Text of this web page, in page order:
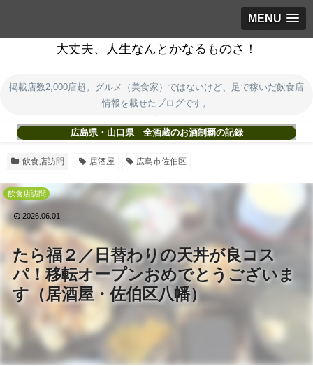
MENU
大丈夫、人生なんとかなるものさ！
掲載店数2,000店超。グルメ（美食家）ではないけど、足で稼いだ飲食店
情報を載せたブログです。
広島県・山口県 全酒蔵のお酒制覇の記録
飲食店訪問 居酒屋 広島市佐伯区
たら福２／日替わりの天丼が良コス
パ！移転オープンおめでとうございま
す（居酒屋・佐伯区八幡）
飲食店訪問
2026.06.01